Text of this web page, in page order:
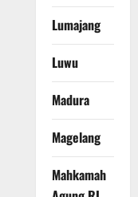
Lumajang
Luwu
Madura
Magelang
Mahkamah